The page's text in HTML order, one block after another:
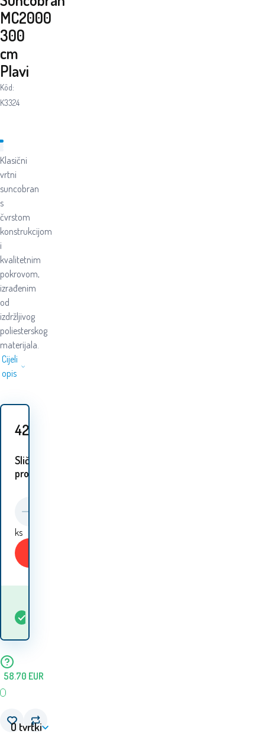
MC2000
300
cm
Plavi
Kôd:
K3324
Klasični
vrtni
suncobran
s
čvrstom
konstrukcijom
i
kvalitetnim
pokrovom,
izrađenim
od
izdržljivog
poliesterskog
materijala.
Cijeli
opis
42.10
Slični
proizvodi:
ks
58.70 EUR
O tvrtki